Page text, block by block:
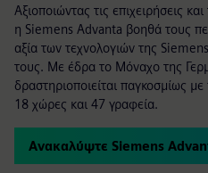
Αξιοποιώντας τις επιχειρήσεις
η Siemens Advanta βοηθά τους
αξία των τεχνολογιών της
τους. Με έδρα το Μόναχο της
δραστηριοποιείται παγκοσμίως
18 χώρες και 47 γραφεία.
Ανακαλύψτε Siemens